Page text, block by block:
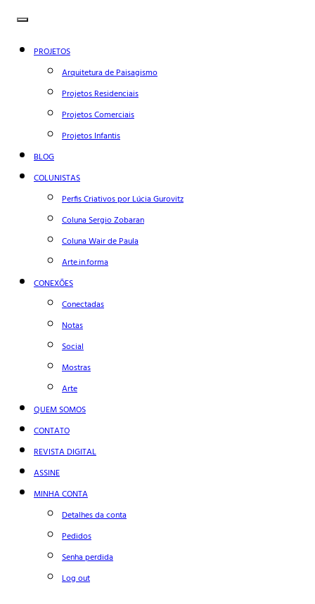
PROJETOS
Arquitetura de Paisagismo
Projetos Residenciais
Projetos Comerciais
Projetos Infantis
BLOG
COLUNISTAS
Perfis Criativos por Lúcia Gurovitz
Coluna Sergio Zobaran
Coluna Wair de Paula
Arte.in.forma
CONEXÕES
Conectadas
Notas
Social
Mostras
Arte
QUEM SOMOS
CONTATO
REVISTA DIGITAL
ASSINE
MINHA CONTA
Detalhes da conta
Pedidos
Senha perdida
Log out